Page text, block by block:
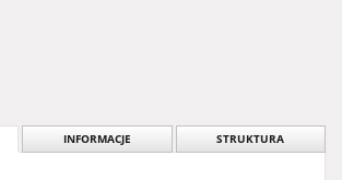
INFORMACJE STRUKTURA